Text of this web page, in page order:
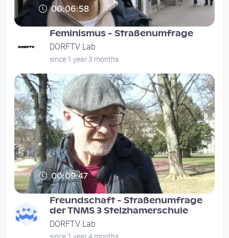
00:06:58
Feminismus - Straßenumfrage
DORFTV Lab
since 1 year 3 months
00:09:47
Freundschaft - Straßenumfrage
der TNMS 3 Stelzhamerschule
DORFTV Lab